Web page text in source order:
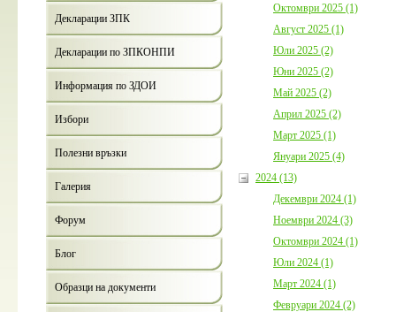
Декларации ЗПК
Декларации по ЗПКОНПИ
Информация по ЗДОИ
Избори
Полезни връзки
Галерия
Форум
Блог
Образци на документи
Октомври 2025 (1)
Август 2025 (1)
Юли 2025 (2)
Юни 2025 (2)
Май 2025 (2)
Април 2025 (2)
Март 2025 (1)
Януари 2025 (4)
2024 (13)
Декември 2024 (1)
Ноември 2024 (3)
Октомври 2024 (1)
Юли 2024 (1)
Март 2024 (1)
Февруари 2024 (2)